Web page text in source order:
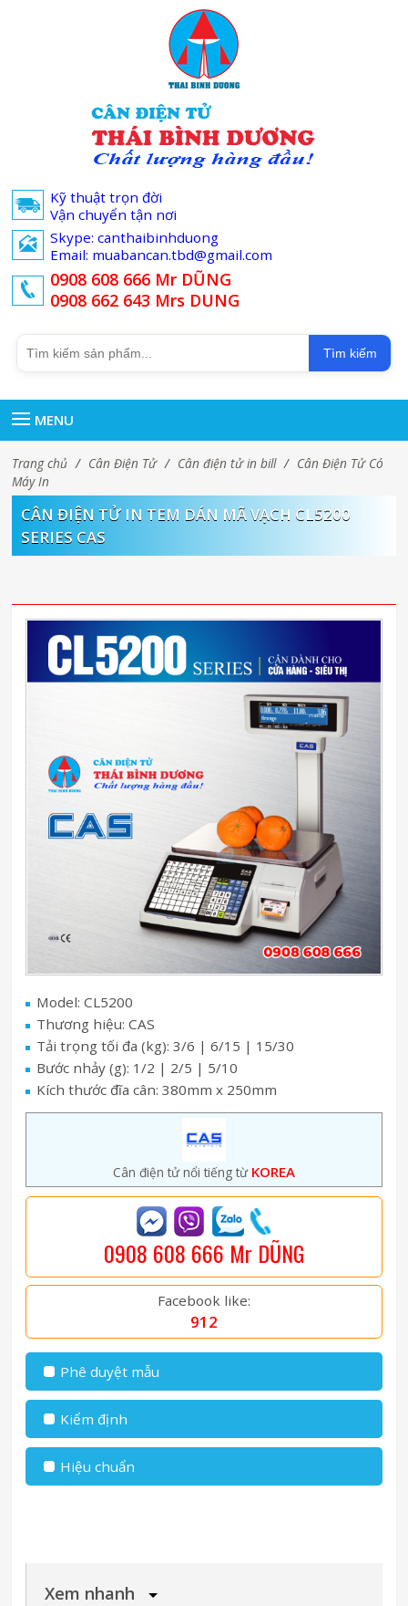
Kỹ thuật trọn đời
Vận chuyển tận nơi
Skype: canthaibinhduong
Email: muabancan.tbd@gmail.com
0908 608 666 Mr DŨNG
0908 662 643 Mrs DUNG
Tìm kiếm
MENU
Trang chủ / Cân Điện Tử / Cân điện tử in bill / Cân Điện Tử Có
Máy In
CÂN ĐIỆN TỬ IN TEM DÁN MÃ VẠCH CL5200
SERIES CAS
Model: CL5200
Thương hiệu: CAS
Tải trọng tối đa (kg): 3/6 | 6/15 | 15/30
Bước nhảy (g): 1/2 | 2/5 | 5/10
Kích thước đĩa cân: 380mm x 250mm
Cân điện tử nổi tiếng từ KOREA
0908 608 666 Mr DŨNG
Facebook like:
912
Phê duyệt mẫu
Kiểm định
Hiệu chuẩn
Xem nhanh